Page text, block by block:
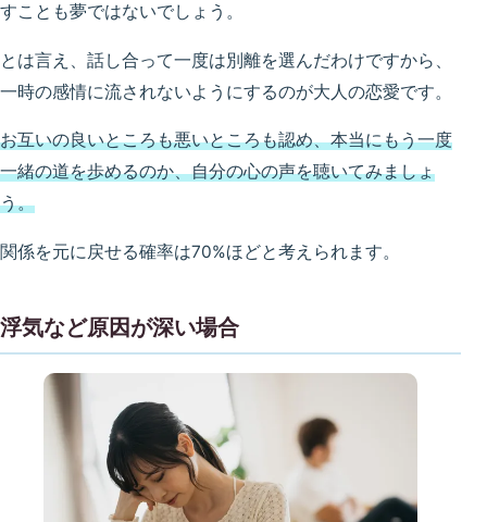
すことも夢ではないでしょう。
とは言え、話し合って一度は別離を選んだわけですから、
一時の感情に流されないようにするのが大人の恋愛です。
お互いの良いところも悪いところも認め、本当にもう一度
一緒の道を歩めるのか、自分の心の声を聴いてみましょ
う。
関係を元に戻せる確率は70%ほどと考えられます。
浮気など原因が深い場合